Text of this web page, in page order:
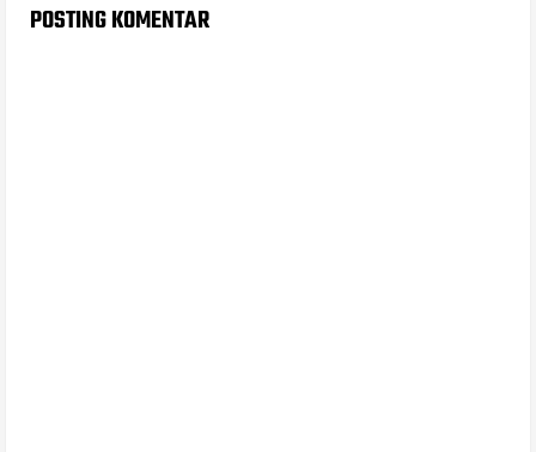
POSTING KOMENTAR